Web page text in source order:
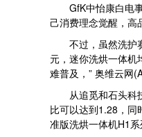
GfK中怡康白电事
己消费理念觉醒，高
不过，虽然洗护赛
元，迷你洗烘一体机
难普及，” 奥维云网
从追觅和石头科技
比可以达到1.28，同
准版洗烘一体机H1